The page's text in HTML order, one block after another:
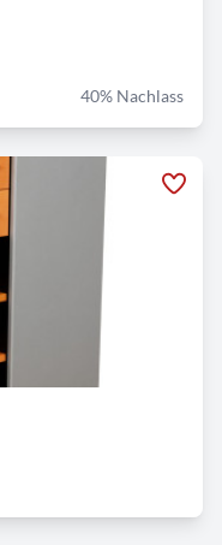
40% Nachlass